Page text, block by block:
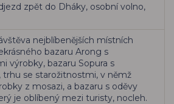
zpět do Dháky, osobní volno,
nejblíbenějších místních
bazaru Arong s
výrobky, bazaru Sopura s
trhu se starožitnostmi, v němž
z mosazi, a bazaru s oděvy
je oblíbený mezi turisty, nocleh.